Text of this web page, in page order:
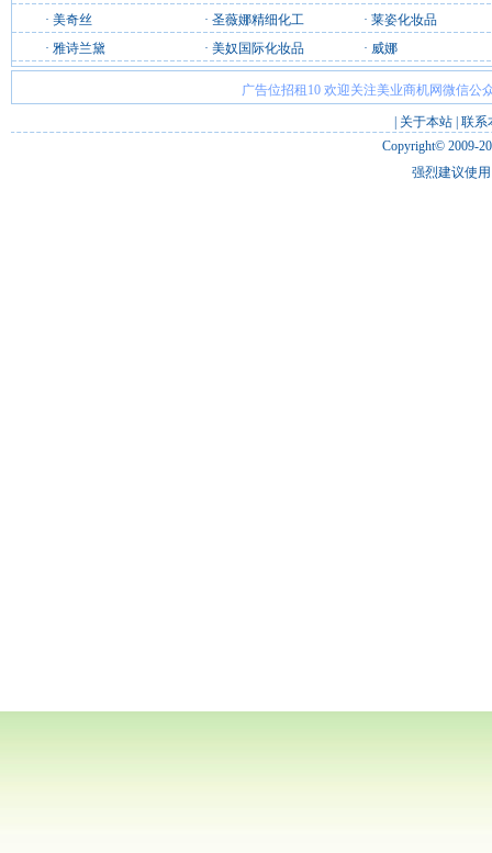
· 美奇丝 · 圣薇娜精细化工 · 莱姿化妆品
· 雅诗兰黛 · 美奴国际化妆品 · 威娜
广告位招租10 欢迎关注美业商机网微信公
关于本站 联系
Copyright© 2009-
强烈建议使